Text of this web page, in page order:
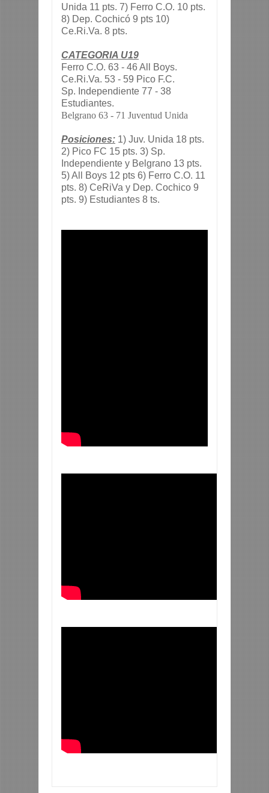
Unida 11 pts. 7) Ferro C.O. 10 pts.
8) Dep. Cochicó 9 pts 10)
Ce.Ri.Va. 8 pts.
CATEGORIA U19
Ferro C.O. 63 - 46 All Boys.
Ce.Ri.Va. 53 - 59 Pico F.C.
Sp. Independiente 77 - 38
Estudiantes.
Belgrano 63 - 71 Juventud Unida
Posiciones: 1) Juv. Unida 18 pts.
2) Pico FC 15 pts. 3) Sp.
Independiente y Belgrano 13 pts.
5) All Boys 12 pts 6) Ferro C.O. 11
pts. 8) CeRiVa y Dep. Cochico 9
pts. 9) Estudiantes 8 ts.